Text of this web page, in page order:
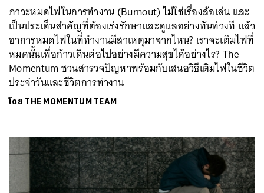
ภาวะหมดไฟในการทำงาน (Burnout) ไม่ใช่เรื่องล้อเล่น และ
เป็นประเด็นสำคัญที่ต้องเร่งรักษาและดูแลอย่างทันท่วงที แล้ว
อาการหมดไฟในที่ทำงานมีสาเหตุมาจากไหน? เราจะเติมไฟที่
หมดนั้นเพื่อก้าวเดินต่อไปอย่างมีความสุขได้อย่างไร? The
Momentum ชวนสำรวจปัญหาพร้อมกับเสนอวิธีเติมไฟในชีวิต
ประจำวันและชีวิตการทำงาน
โดย THE MOMENTUM TEAM